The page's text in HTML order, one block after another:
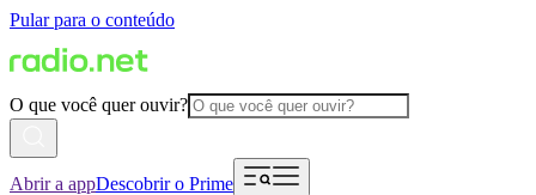
Pular para o conteúdo
O que você quer ouvir?
Abrir a appDescobrir o Prime